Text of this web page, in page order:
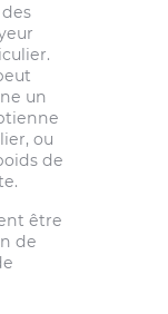
un
ou
de
être
de